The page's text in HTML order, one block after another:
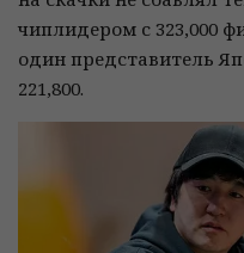
чиплидером с 323,000
один представитель
221,800.